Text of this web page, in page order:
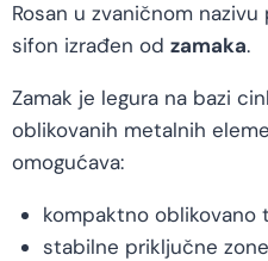
Rosan u zvaničnom
sifon izrađen od zamaka.
Zamak je legura na bazi
oblikovanih metalnih
omogućava:
kompaktno oblikovano
stabilne priključne zone